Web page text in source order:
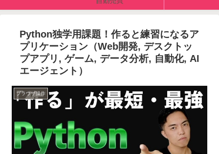
Python独学用課題！作ると練習になるア
プリケーション（Web開発, デスクトッ
プアプリ, ゲーム, データ分析, 自動化, AI
エージェント）
ブラウザ操作